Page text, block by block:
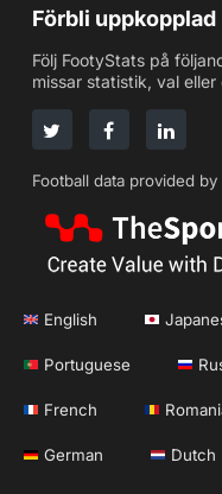
Förbli uppkopplad
Följ FootyStats på
missar statistik, val
Football data provided by
English
Portuguese
French
German Dutch